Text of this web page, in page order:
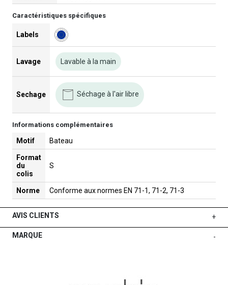
Caractéristiques spécifiques
Labels
Lavage Lavable à la main
Sechage Séchage à l'air libre
Informations complémentaires
Motif Bateau
Format
du
colis
S
Norme Conforme aux normes EN 71-1, 71-2, 71-3
AVIS CLIENTS +
MARQUE -